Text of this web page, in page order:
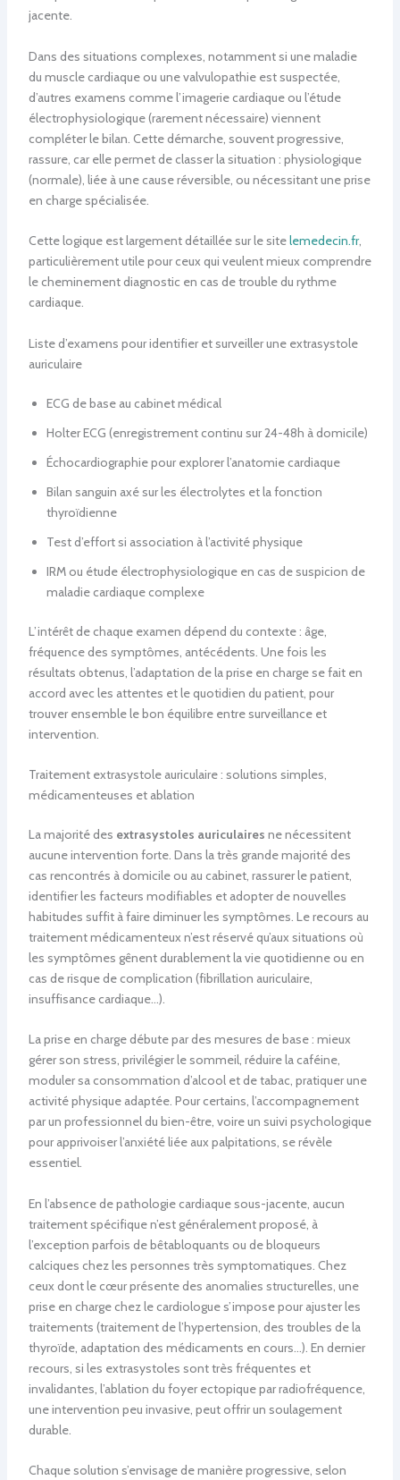
jacente.
Dans des situations complexes, notamment si une maladie
du muscle cardiaque ou une valvulopathie est suspectée,
d’autres examens comme l’imagerie cardiaque ou l’étude
électrophysiologique (rarement nécessaire) viennent
compléter le bilan. Cette démarche, souvent progressive,
rassure, car elle permet de classer la situation : physiologique
(normale), liée à une cause réversible, ou nécessitant une prise
en charge spécialisée.
Cette logique est largement détaillée sur le sitelemedecin.fr,
particulièrement utile pour ceux qui veulent mieux comprendre
le cheminement diagnostic en cas de trouble du rythme
cardiaque.
Liste d’examens pour identifier et surveiller une extrasystole
auriculaire
ECG de base au cabinet médical
Holter ECG (enregistrement continu sur 24-48h à domicile)
Échocardiographie pour explorer l’anatomie cardiaque
Bilan sanguin axé sur les électrolytes et la fonction
thyroïdienne
Test d’effort si association à l’activité physique
IRM ou étude électrophysiologique en cas de suspicion de
maladie cardiaque complexe
L’intérêt de chaque examen dépend du contexte : âge,
fréquence des symptômes, antécédents. Une fois les
résultats obtenus, l’adaptation de la prise en charge se fait en
accord avec les attentes et le quotidien du patient, pour
trouver ensemble le bon équilibre entre surveillance et
intervention.
Traitement extrasystole auriculaire : solutions simples,
médicamenteuses et ablation
La majorité des extrasystoles auriculaires ne nécessitent
aucune intervention forte. Dans la très grande majorité des
cas rencontrés à domicile ou au cabinet, rassurer le patient,
identifier les facteurs modifiables et adopter de nouvelles
habitudes suffit à faire diminuer les symptômes. Le recours au
traitement médicamenteux n’est réservé qu’aux situations où
les symptômes gênent durablement la vie quotidienne ou en
cas de risque de complication (fibrillation auriculaire,
insuffisance cardiaque…).
La prise en charge débute par des mesures de base : mieux
gérer son stress, privilégier le sommeil, réduire la caféine,
moduler sa consommation d’alcool et de tabac, pratiquer une
activité physique adaptée. Pour certains, l’accompagnement
par un professionnel du bien-être, voire un suivi psychologique
pour apprivoiser l’anxiété liée aux palpitations, se révèle
essentiel.
En l’absence de pathologie cardiaque sous-jacente, aucun
traitement spécifique n’est généralement proposé, à
l’exception parfois de bêtabloquants ou de bloqueurs
calciques chez les personnes très symptomatiques. Chez
ceux dont le cœur présente des anomalies structurelles, une
prise en charge chez le cardiologue s’impose pour ajuster les
traitements (traitement de l’hypertension, des troubles de la
thyroïde, adaptation des médicaments en cours…). En dernier
recours, si les extrasystoles sont très fréquentes et
invalidantes, l’ablation du foyer ectopique par radiofréquence,
une intervention peu invasive, peut offrir un soulagement
durable.
Chaque solution s’envisage de manière progressive, selon